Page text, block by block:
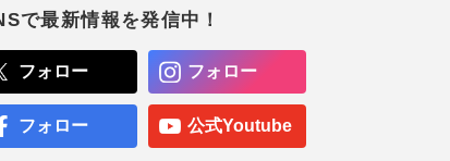
で最新情報を発信中！
フォロー フォロー
フォロー 公式Youtube